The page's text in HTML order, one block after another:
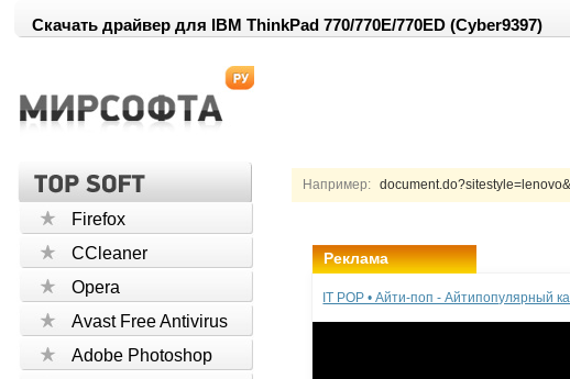
Скачать драйвер для IBM ThinkPad 770/770E/770ED (Cyber9397)
Например:
Firefox
CCleaner
Opera
Avast Free Antivirus
Adobe Photoshop
Реклама
IT POP • Айти-поп - Айтипопулярный